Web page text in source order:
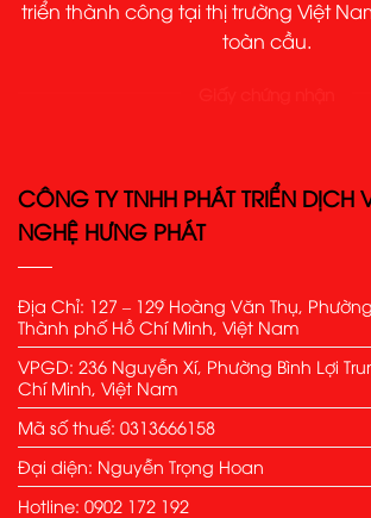
triển thành công tại thị trường Việt
toàn cầu.
CÔNG TY TNHH PHÁT TRIỂN
NGHỆ HƯNG PHÁT
Địa Chỉ: 127 – 129 Hoàng Văn Thụ,
Thành phố Hồ Chí Minh, Việt Nam
VPGD: 236 Nguyễn Xí, Phường Bình Lợi
Chí Minh, Việt Nam
Mã số thuế: 0313666158
Đại diện: Nguyễn Trọng Hoan
Hotline: 0902 172 192